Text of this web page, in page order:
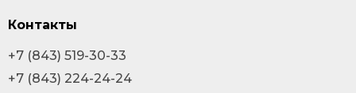
Контакты
+7 (843) 519-30-33
+7 (843) 224-24-24